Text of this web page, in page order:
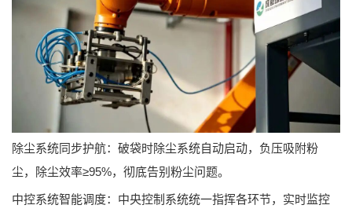
除尘系统同步护航：破袋时除尘系统自动启动，负压吸附粉
尘，除尘效率≥95%，彻底告别粉尘问题。
中控系统智能调度：中央控制系统统一指挥各环节，实时监控